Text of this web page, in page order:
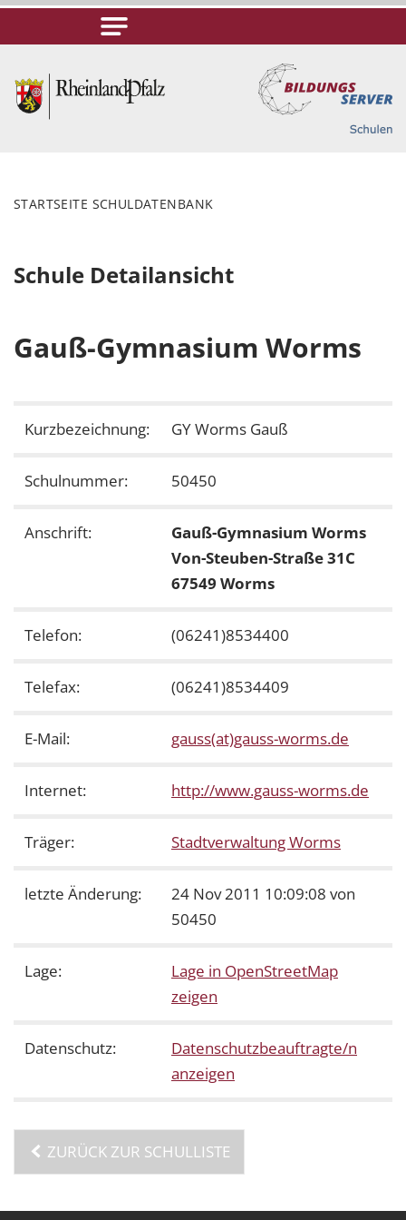
STARTSEITE SCHULDATENBANK
Schule Detailansicht
Gauß-Gymnasium Worms
Kurzbezeichnung: GY Worms Gauß
Schulnummer: 50450
Anschrift:
Gauß-Gymnasium Worms
Von-Steuben-Straße 31C
67549 Worms
Telefon: (06241)8534400
Telefax: (06241)8534409
E-Mail: gauss(at)gauss-worms.de
Internet: http://www.gauss-worms.de
Träger: Stadtverwaltung Worms
letzte Änderung:
24 Nov 2011 10:09:08 von
50450
Lage:
Lage in OpenStreetMap
zeigen
Datenschutz:
Datenschutzbeauftragte/n
anzeigen
ZURÜCK ZUR SCHULLISTE